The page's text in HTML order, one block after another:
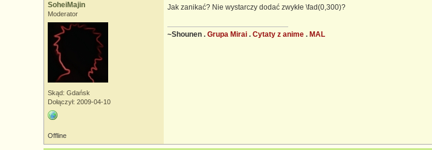
SoheiMajin
Moderator
Skąd: Gdańsk
Dołączył: 2009-04-10
Jak zanikać? Nie wystarczy dodać zwykłe \fad(0,300)?
~Shounen . Grupa Mirai . Cytaty z anime . MAL
Offline